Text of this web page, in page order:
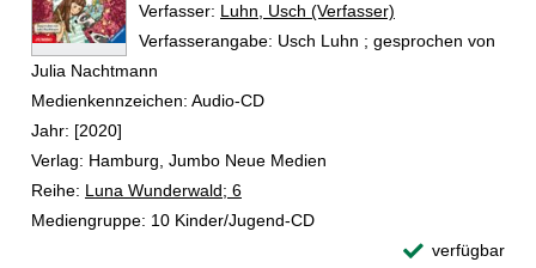
Verfasser: Suche nach diesem Verfasser
Luhn, Usch (Verfasser)
Verfasserangabe: Usch Luhn ; gesprochen von
Julia Nachtmann
Medienkennzeichen: Audio-CD
Jahr: [2020]
Verlag: Hamburg, Jumbo Neue Medien
Reihe: Luna Wunderwald; 6
Mediengruppe: 10 Kinder/Jugend-CD
verfügbar